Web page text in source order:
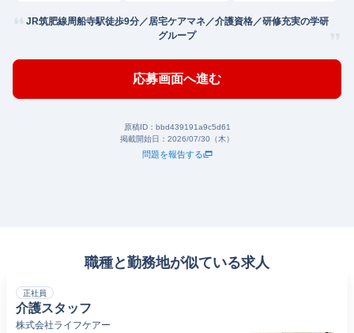
JR筑肥線周船寺駅徒歩9分／居宅ケアマネ／介護資格／研修充実の学研
グループ
応募画面へ進む
原稿ID： bbd439191a9c5d61
掲載開始日： 2026/07/30（木）
問題を報告する
職種と勤務地が似ている求人
正社員
介護スタッフ
株式会社ライフケアー